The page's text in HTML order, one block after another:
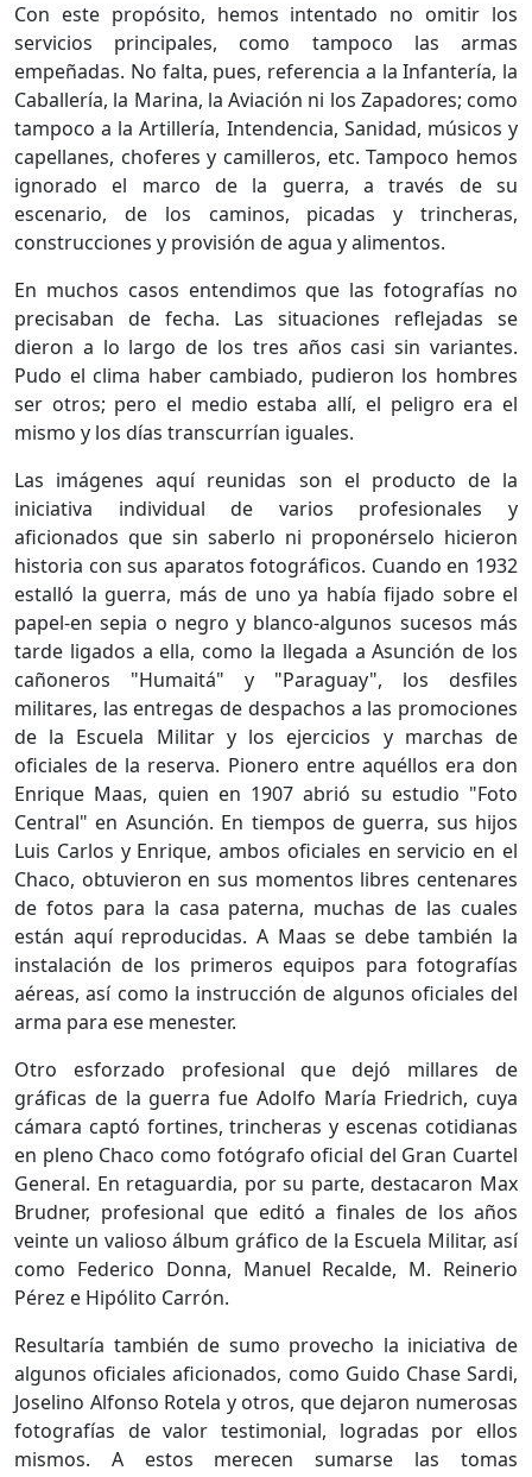
Con este propósito, hemos intentado no omitir los
servicios principales, como tampoco las armas
empeñadas. No falta, pues, referen­cia a la Infantería, la
Caballería, la Marina, la Aviación ni los Zapadores; como
tampoco a la Artillería, Intendencia, Sanidad, músicos y
capellanes, choferes y camilleros, etc. Tampo­co hemos
ignorado el marco de la guerra, a través de su
escenario, de los caminos, picadas y trincheras,
construcciones y provisión de agua y alimentos.
En muchos casos entendimos que las foto­grafías no
precisaban de fecha. Las situaciones reflejadas se
dieron a lo largo de los tres años casi sin variantes.
Pudo el clima haber cambia­do, pudieron los hombres
ser otros; pero el medio estaba allí, el peligro era el
mismo y los días transcurrían iguales.
Las imágenes aquí reunidas son el produc­to de la
iniciativa individual de varios profe­sionales y
aficionados que sin saberlo ni pro­ponérselo hicieron
historia con sus aparatos fotográficos. Cuando en 1932
estalló la gue­rra, más de uno ya había fijado sobre el
pa­pel-en sepia o negro y blanco-algunos su­cesos más
tarde ligados a ella, como la llegada a Asunción de los
cañoneros "Humaitá" y "Paraguay", los desfiles
militares, las entregas de despachos a las promociones
de la Escuela Militar y los ejercicios y marchas de
oficiales de la reserva. Pionero entre aquéllos era don
Enrique Maas, quien en 1907 abrió su estu­dio "Foto
Central" en Asunción. En tiempos de guerra, sus hijos
Luis Carlos y Enrique, ambos oficiales en servicio en el
Chaco, ob­tuvieron en sus momentos libres centenares
de fotos para la casa paterna, muchas de las cuales
están aquí reproducidas. A Maas se de­be también la
instalación de los primeros equi­pos para fotografías
aéreas, así como la ins­trucción de algunos oficiales del
arma para ese menester.
Otro esforzado profesional que dejó milla­res de
gráficas de la guerra fue Adolfo María Friedrich, cuya
cámara captó fortines, trin­cheras y escenas cotidianas
en pleno Chaco como fotógrafo oficial del Gran Cuartel
Ge­neral. En retaguardia, por su parte, destaca­ron Max
Brudner, profesional que editó a fi­nales de los años
veinte un valioso álbum grá­fico de la Escuela Militar, así
como Federico Donna, Manuel Recalde, M. Reinerio
Pérez e Hipólito Carrón.
Resultaría también de sumo provecho la iniciativa de
algunos oficiales aficionados, como Guido Chase Sardi,
Joselino Alfonso Rotela y otros, que dejaron numerosas
foto­grafías de valor testimonial, logradas por ellos
mismos. A estos merecen sumarse las tomas